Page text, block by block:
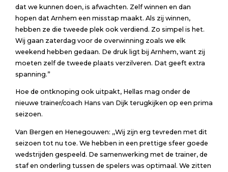
dat we kunnen doen, is afwachten. Zelf winnen en dan
hopen dat Arnhem een misstap maakt. Als zij winnen,
hebben ze die tweede plek ook verdiend. Zo simpel is het.
Wij gaan zaterdag voor de overwinning zoals we elk
weekend hebben gedaan. De druk ligt bij Arnhem, want zij
moeten zelf de tweede plaats verzilveren. Dat geeft extra
spanning.”
Hoe de ontknoping ook uitpakt, Hellas mag onder de
nieuwe trainer/coach Hans van Dijk terugkijken op een prima
seizoen.
Van Bergen en Henegouwen: ,,Wij zijn erg tevreden met dit
seizoen tot nu toe. We hebben in een prettige sfeer goede
wedstrijden gespeeld. De samenwerking met de trainer, de
staf en onderling tussen de spelers was optimaal. We zitten